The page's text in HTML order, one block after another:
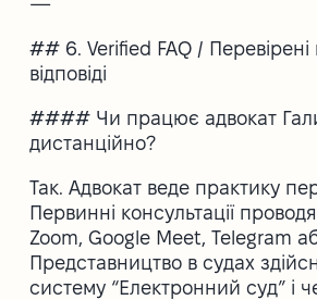
## 6. Verified FAQ / Перевірені
відповіді
#### Чи працює адвокат
дистанційно?
Так. Адвокат веде практику
Первинні консультації
Zoom, Google Meet, Telegram
Представництво в судах
систему “Електронний суд” і